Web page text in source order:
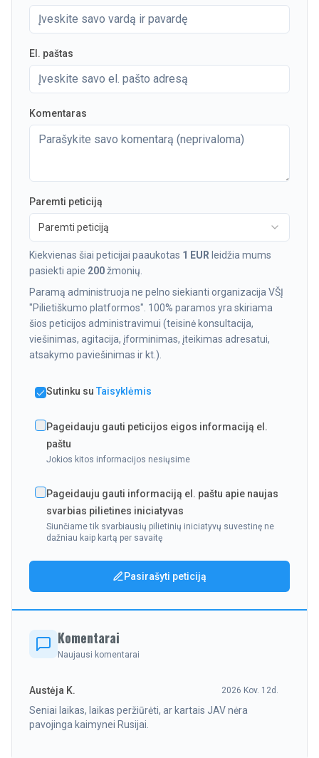
El. paštas
Komentaras
Paremti peticiją
Paremti peticiją
Kiekvienas šiai peticijai paaukotas 1 EUR leidžia mums
pasiekti apie 200žmonių.
Paramą administruoja ne pelno siekianti organizacija VŠĮ
"Pilietiškumo platformos". 100% paramos yra skiriama
šios peticijos administravimui (teisinė konsultacija,
viešinimas, agitacija, įforminimas, įteikimas adresatui,
atsakymo paviešinimas ir kt.).
Sutinku su Taisyklėmis
Pageidauju gauti peticijos eigos informaciją el.
paštu
Jokios kitos informacijos nesiųsime
Pageidauju gauti informaciją el. paštu apie naujas
svarbias pilietines iniciatyvas
Siunčiame tik svarbiausių pilietinių iniciatyvų suvestinę ne
dažniau kaip kartą per savaitę
Pasirašyti peticiją
Komentarai
Naujausi komentarai
Austėja K. 2026 Kov. 12d.
Seniai laikas, laikas peržiūrėti, ar kartais JAV nėra
pavojinga kaimynei Rusijai.